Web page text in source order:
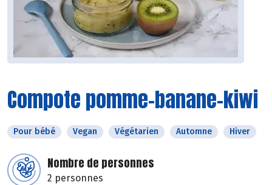
Compote pomme-banane-kiwi
Pour bébé Vegan Végétarien Automne Hiver
Nombre de personnes
2 personnes